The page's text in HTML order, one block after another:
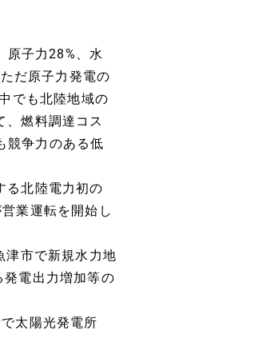
原子力28%、水
だ原子力発電の
でも北陸地域の
、燃料調達コス
競争力のある低
る北陸電力初の
業運転を開始し
津市で新規水力地
電出力増加等の
太陽光発電所